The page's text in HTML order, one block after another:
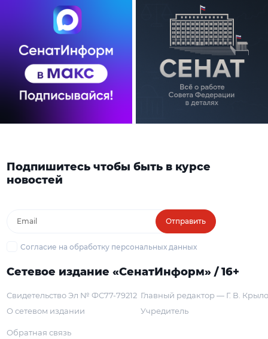
Подпишитесь чтобы быть в курсе
новостей
Отправить
Согласие на обработку персональных данных
Сетевое издание «СенатИнформ» / 16+
Свидетельство Эл № ФС77-79212
О сетевом издании
Главный редактор — Г. В.
Учредитель
Обратная связь